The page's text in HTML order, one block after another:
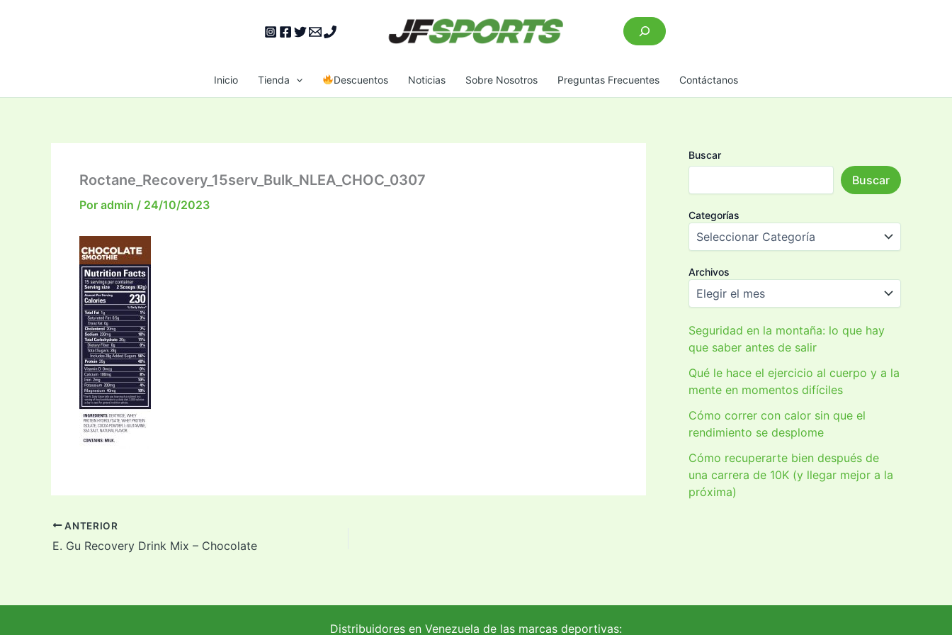
Buscar
Inicio Tienda Descuentos Noticias Sobre Nosotros Preguntas Frecuentes Contáctanos
Roctane_Recovery_15serv_Bulk_NLEA_CHOC_0307
Por admin / 24/10/2023
ANTERIOR
E. Gu Recovery Drink Mix – Chocolate
Buscar
Buscar
Categorías
Archivos
Seguridad en la montaña: lo que hay
que saber antes de salir
Qué le hace el ejercicio al cuerpo y a la
mente en momentos difíciles
Cómo correr con calor sin que el
rendimiento se desplome
Cómo recuperarte bien después de
una carrera de 10K (y llegar mejor a la
próxima)
Distribuidores en Venezuela de las marcas deportivas: